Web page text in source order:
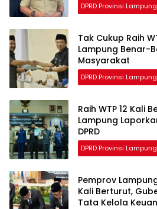
DPRD Provinsi Lampung
Tak Cukup Raih
Lampung Benar-
Masyarakat
DPRD Provinsi Lampung
Raih WTP 12 Kali
Lampung
DPRD
DPRD Provinsi Lampung
Pemprov
Kali Berturut,
Tata Kelola